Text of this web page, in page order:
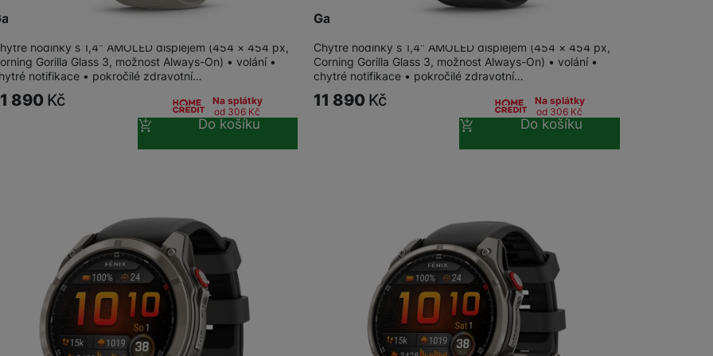
Venu 4 - 45 mm, Silver / Silver Gray SB
hodinky s 1,4" AMOLED displejem (454 × 454 px,
Gorilla Glass 3, možnost Always-On) • volání •
notifikace • pokročilé zdravotní…
890 Kč
Na splátky
od 306 Kč
Do košíku
Garmin Venu 4 - 45 mm, Slate / Černý SB
Chytré hodinky s 1,4" AMOLED displejem (454 × 454 px,
Corning Gorilla Glass 3, možnost Always-On) • volání •
chytré notifikace • pokročilé zdravotní…
11 890 Kč
Na splátky
od 306 Kč
Do košíku